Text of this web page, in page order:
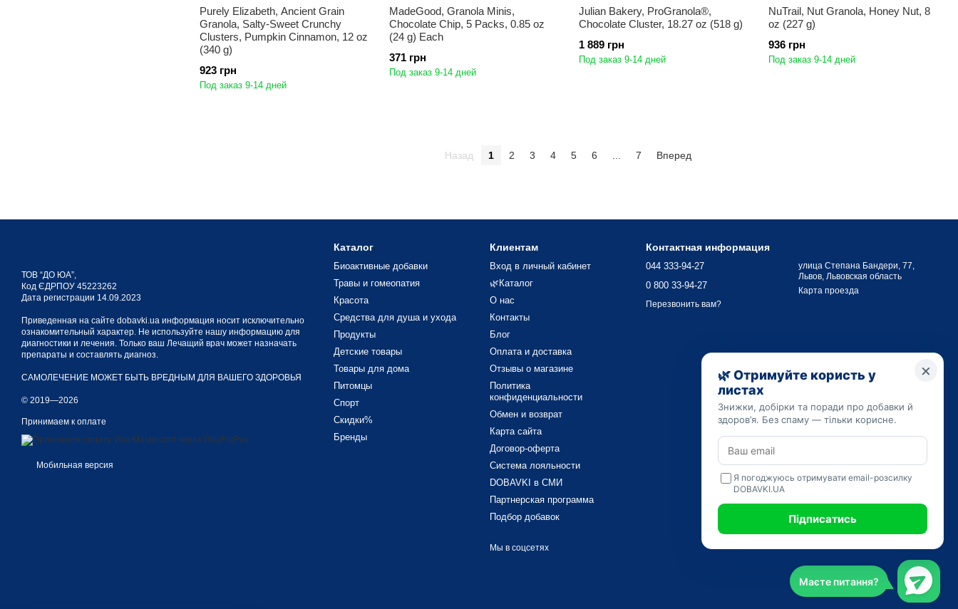
Purely Elizabeth, Ancient Grain
Granola, Salty-Sweet Crunchy
Clusters, Pumpkin Cinnamon, 12 oz
(340 g)
923 грн
Под заказ 9-14 дней
MadeGood, Granola Minis,
Chocolate Chip, 5 Packs, 0.85 oz
(24 g) Each
371 грн
Под заказ 9-14 дней
Julian Bakery, ProGranola®,
Chocolate Cluster, 18.27 oz (518 g)
1 889 грн
Под заказ 9-14 дней
NuTrail, Nut Granola, Honey Nut, 8
oz (227 g)
936 грн
Под заказ 9-14 дней
Назад 1 2 3 4 5 6 7 Вперед
ТОВ “ДО ЮА”,
Код ЄДРПОУ 45223262
Дата регистрации 14.09.2023
Приведенная на сайте dobavki.ua информация носит исключительно
ознакомительный характер. Не используйте нашу информацию для
диагностики и лечения. Только ваш Лечащий врач может назначать
препараты и составлять диагноз.
САМОЛЕЧЕНИЕ МОЖЕТ БЫТЬ ВРЕДНЫМ ДЛЯ ВАШЕГО ЗДОРОВЬЯ
© 2019—2026
Принимаем к оплате
Мобильная версия
Каталог
Биоактивные добавки
Травы и гомеопатия
Красота
Средства для душа и ухода
Продукты
Детские товары
Товары для дома
Питомцы
Спорт
Скидки%
Бренды
Клиентам
Вход в личный кабинет
🌿Каталог
О нас
Контакты
Блог
Оплата и доставка
Отзывы о магазине
Политика
конфиденциальности
Обмен и возврат
Карта сайта
Договор-оферта
Система лояльности
DOBAVKI в СМИ
Партнерская программа
Подбор добавок
Мы в соцсетях
Контактная информация
044 333-94-27
0 800 33-94-27
Перезвонить вам?
улица Степана Бандери, 77,
Львов, Львовская область
Карта проезда